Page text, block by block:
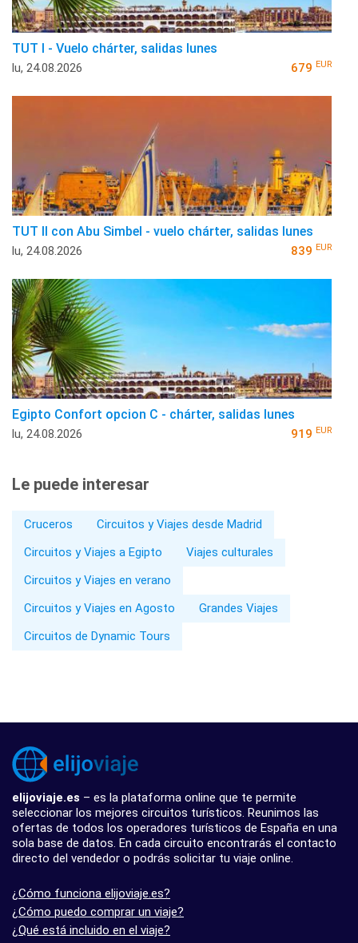
TUT I - Vuelo chárter, salidas lunes
lu, 24.08.2026 679 EUR
TUT II con Abu Simbel - vuelo chárter, salidas lunes
lu, 24.08.2026 839 EUR
Egipto Confort opcion C - chárter, salidas lunes
lu, 24.08.2026 919 EUR
Le puede interesar
Cruceros
Circuitos y Viajes desde Madrid
Circuitos y Viajes a Egipto
Viajes culturales
Circuitos y Viajes en verano
Circuitos y Viajes en Agosto
Grandes Viajes
Circuitos de Dynamic Tours
elijoviaje.es – es la plataforma online que te permite
seleccionar los mejores circuitos turísticos. Reunimos las
ofertas de todos los operadores turísticos de España en una
sola base de datos. En cada circuito encontrarás el contacto
directo del vendedor o podrás solicitar tu viaje online.
¿Cómo funciona elijoviaje.es?
¿Cómo puedo comprar un viaje?
¿Qué está incluido en el viaje?